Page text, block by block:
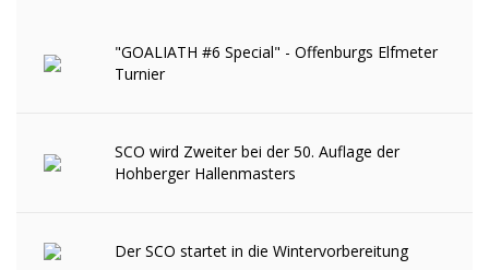
"GOALIATH #6 Special" - Offenburgs Elfmeter
Turnier
SCO wird Zweiter bei der 50. Auflage der
Hohberger Hallenmasters
Der SCO startet in die Wintervorbereitung